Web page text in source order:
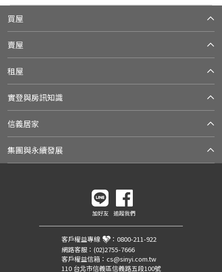
買屋
賣屋
租屋
實登與房訊知識
信義居家
集團與永續發展
加好友 追蹤我們
客戶權益專線 ： 0800-211-922
網路客服： (02)2755-7666
客戶權益信箱： cs@sinyi.com.tw
110 台北市信義區信義路五段100號